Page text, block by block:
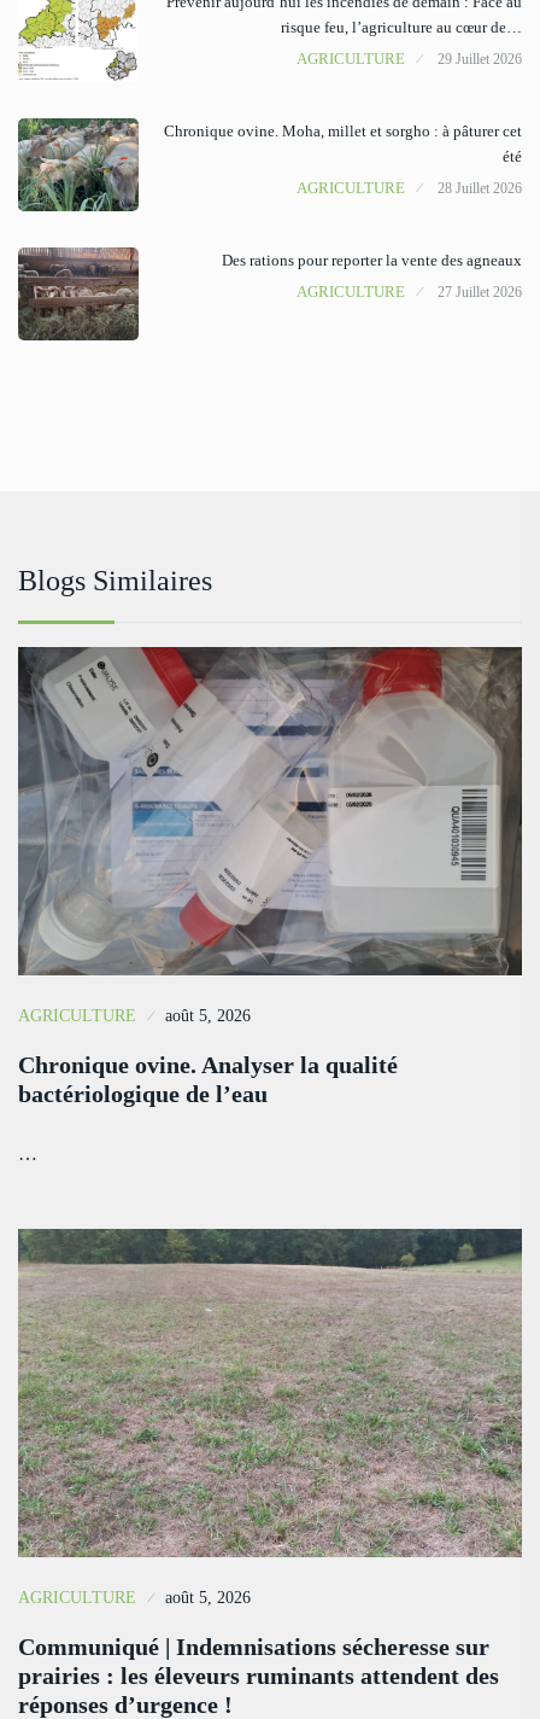
risque feu, l’agriculture au cœur de…
AGRICULTURE
29 Juillet 2026
Chronique ovine. Moha, millet et sorgho : à pâturer cet
été
AGRICULTURE
28 Juillet 2026
Des rations pour reporter la vente des agneaux
AGRICULTURE
27 Juillet 2026
Blogs Similaires
AGRICULTURE août 5, 2026
Chronique ovine. Analyser la qualité
bactériologique de l’eau
…
AGRICULTURE août 5, 2026
Communiqué | Indemnisations sécheresse sur
prairies : les éleveurs ruminants attendent des
réponses d’urgence !